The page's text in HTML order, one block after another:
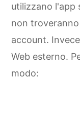
utilizzano l'app
non
account.
Web esterno.
modo: